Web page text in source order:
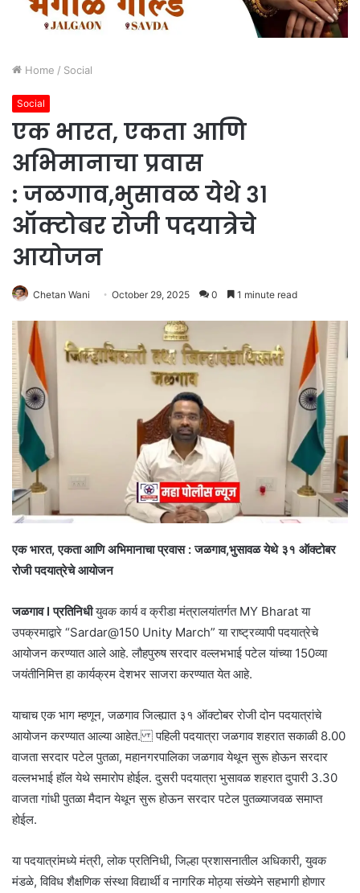
Home / Social
Social
एक भारत, एकता आणि
अभिमानाचा प्रवास
: जळगाव,भुसावळ येथे ३१
ऑक्टोबर रोजी पदयात्रेचे
आयोजन
Chetan Wani October 29, 2025 0 1 minute read
एक भारत, एकता आणि अभिमानाचा प्रवास : जळगाव,भुसावळ येथे ३१ ऑक्टोबर
रोजी पदयात्रेचे आयोजन
जळगाव I प्रतिनिधीयुवक कार्य व क्रीडा मंत्रालयांतर्गत MY Bharat या
उपक्रमाद्वारे “Sardar@150 Unity March” या राष्ट्रव्यापी पदयात्रेचे
आयोजन करण्यात आले आहे. लौहपुरुष सरदार वल्लभभाई पटेल यांच्या 150व्या
जयंतीनिमित्त हा कार्यक्रम देशभर साजरा करण्यात येत आहे.
याचाच एक भाग म्हणून, जळगाव जिल्ह्यात ३१ ऑक्टोबर रोजी दोन पदयात्रांचे
आयोजन करण्यात आल्या आहेत. पहिली पदयात्रा जळगाव शहरात सकाळी 8.00
वाजता सरदार पटेल पुतळा, महानगरपालिका जळगाव येथून सुरू होऊन सरदार
वल्लभभाई हॉल येथे समारोप होईल. दुसरी पदयात्रा भुसावळ शहरात दुपारी 3.30
वाजता गांधी पुतळा मैदान येथून सुरू होऊन सरदार पटेल पुतळ्याजवळ समाप्त
होईल.
या पदयात्रांमध्ये मंत्री, लोक प्रतिनिधी, जिल्हा प्रशासनातील अधिकारी, युवक
मंडळे, विविध शैक्षणिक संस्था विद्यार्थी व नागरिक मोठ्या संख्येने सहभागी होणार